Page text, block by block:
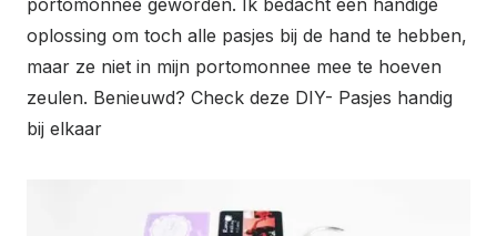
oplossing om toch alle pasjes bij de hand te hebben,
maar ze niet in mijn portomonnee mee te hoeven
zeulen. Benieuwd? Check deze DIY- Pasjes handig
bij elkaar